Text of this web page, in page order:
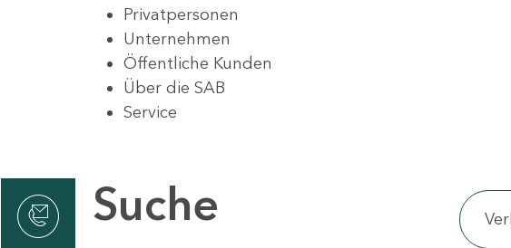
Privatpersonen
Unternehmen
Öffentliche Kunden
Über die SAB
Service
Suche